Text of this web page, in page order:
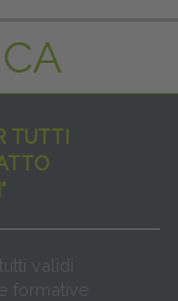
TUTTI
validi